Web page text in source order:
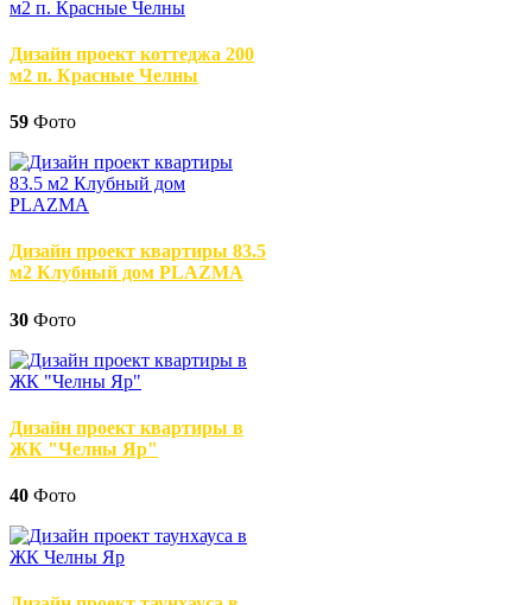
Дизайн проект коттеджа 200
м2 п. Красные Челны
59 Фото
Дизайн проект квартиры 83.5
м2 Клубный дом PLAZMA
30 Фото
Дизайн проект квартиры в
ЖК "Челны Яр"
40 Фото